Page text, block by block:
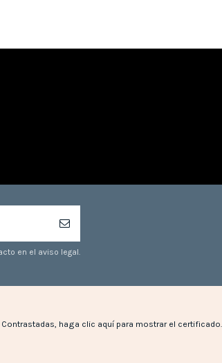
en el aviso legal.
haga clic aquí para mostrar el certificado.